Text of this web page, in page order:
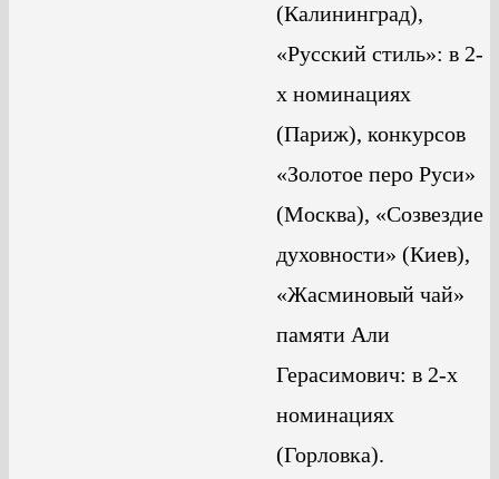
(Калининград),
«Русский стиль»: в 2-
х номинациях
(Париж), конкурсов
«Золотое перо Руси»
(Москва), «Созвездие
духовности» (Киев),
«Жасминовый чай»
памяти Али
Герасимович: в 2-х
номинациях
(Горловка).